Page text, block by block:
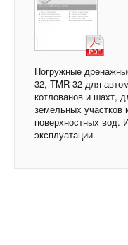
Погружные
32, TMR 32 для
котлованов и шахт,
земельных участков
поверхностных вод.
эксплуатации.